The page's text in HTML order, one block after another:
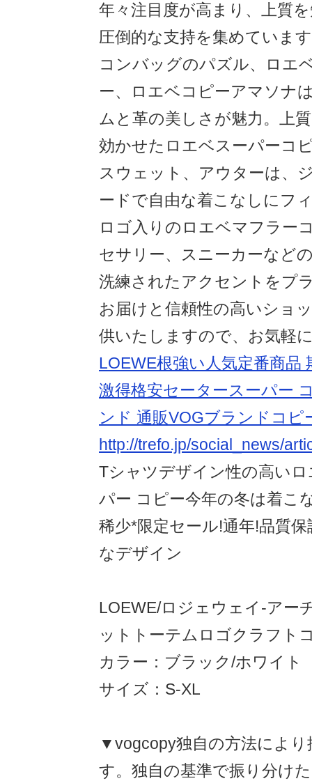
年々注目度が高まり、上質
圧倒的な支持を集めていま
コンバッグのパズル、ロエ
ー、ロエベコピーアマソナ
ムと革の美しさが魅力。上
効かせたロエベスーパーコ
スウェット、アウターは、
ードで自由な着こなしにフ
ロゴ入りのロエベマフラー
セサリー、スニーカーなど
洗練されたアクセントをプ
お届けと信頼性の高いショ
供いたしますので、お気軽
LOEWE根強い人気定番商品
激得格安セータースーパー
ンド 通販VOGブランドコピ
http://trefo.jp/social_news/
Tシャツデザイン性の高い
パー コピー今年の冬は着こ
稀少*限定セール!通年!品質
なデザイン
LOEWE/ロジェウェイ-アー
ットトーテムロゴクラフト
カラー：ブラック/ホワイト
サイズ：S-XL
▼vogcopy独自の方法によ
す。独自の基準で振り分け